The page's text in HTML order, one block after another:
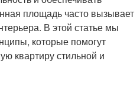
площадь часто вызывает
В этой статье мы
которые помогут
квартиру стильной и